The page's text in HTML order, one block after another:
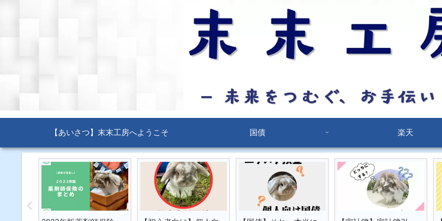
【あいさつ】末末工房へようこそ 国債 楽天